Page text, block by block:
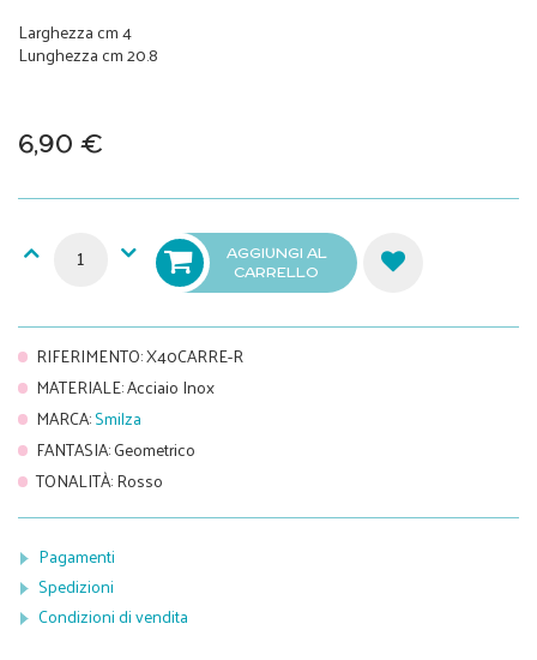
Larghezza cm 4
Lunghezza cm 20.8
6,90 €
AGGIUNGI AL
CARRELLO
RIFERIMENTO:X40CARRE-R
MATERIALE:Acciaio Inox
MARCA:Smilza
FANTASIA:Geometrico
TONALITÀ:Rosso
Pagamenti
Spedizioni
Condizioni di vendita